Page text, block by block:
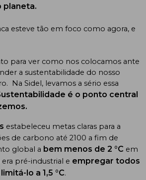
planeta.
esteve tão em foco como agora, e
para ver como nos colocamos ante
a sustentabilidade do nosso
Na Sidel, levamos a sério essa
é o ponto central
estabeleceu metas claras para a
de carbono até 2100 a fim de
global a bem menos de 2 °C em
pré-industrial e empregar todos
lo a 1,5 °C.